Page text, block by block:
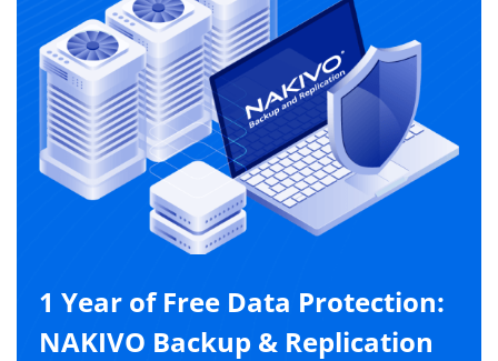
1 Year of Free Data Protection:
NAKIVO Backup & Replication